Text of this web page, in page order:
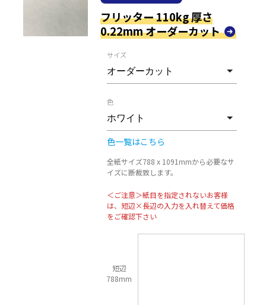
フリッター 110kg 厚さ
0.22mm オーダーカット
サイズ
色
色一覧はこちら
全紙サイズ788 x 1091mmから必要なサ
イズに断裁致します。
＜ご注意＞紙目を指定されないお客様
は、短辺×長辺の入力を入れ替えて価格
をご確認下さい
短辺
788mm